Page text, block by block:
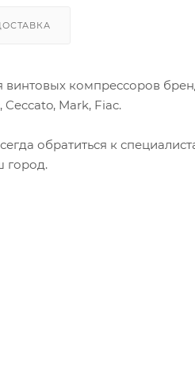
винтовых компрессоров
Mark, Fiac.
обратиться к
город.